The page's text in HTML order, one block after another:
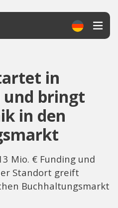
in
und bringt
in den
Mio. € Funding und
Standort greift
Buchhaltungsmarkt